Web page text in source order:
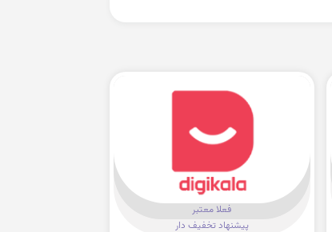
فعلا معتبر
پیشنهاد تخفیف دار